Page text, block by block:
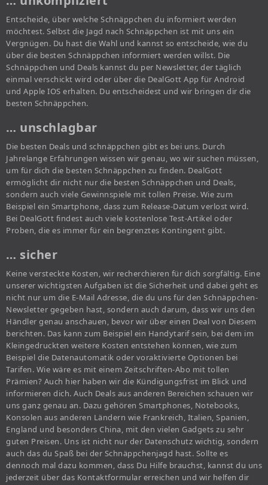
Entscheide, über welche Schnäppchen du informiert werden
möchtest. Selbst die Jagd nach Schnäppchen ist mit uns ein
Vergnügen. Du hast die Wahl und kannst so entscheide, wie du
über die besten Schnäppchen informiert werden willst. Die
Schnäppchen und Deals kannst du per Newsletter, der täglich
einmal verschickt wird oder über die DealGott App für Android
und Apple IOS erhalten. Du entscheidest und wir bringen dir die
besten Schnäppchen.
… unschlagbar
Die besten Deals und schnäppchen gibt es bei uns. Durch
Jahrelange Erfahrungen wissen wir genau, wo wir suchen müssen,
um für dich die besten Schnäppchen zu finden. DealGott
ermöglicht dir nicht nur die besten Schnäppchen und Deals,
sondern auch viele Gewinnspiele mit tollen Preise. Wie zum
Beispiel ein Smartphone, dass zum Release-Datum verlost wird.
Bei DealGott findest auch viele kostenlose Test-Artikel oder
Proben, die es immer für ein begrenztes Kontingent gibt.
… sicher
Keine versteckte Kosten, wir recherchieren für dich sorgfältig. Eine
unserer wichtigsten Aufgaben ist die Sicherheit und dabei geht es
nicht nur um die E-Mail Adresse, die du uns für den Schnäppchen-
Newsletter gegeben hast, sondern auch darum, dass wir uns den
Händler genau anschauen, bevor wir über einen Deal von Diesem
berichten. Das kann zum Beispiel ein Handytarif sein, bei dem im
Kleingedruckten weitere Kosten entstehen können, wie zum
Beispiel die Datenautomatik oder voraktivierte Optionen bei
Tarifen. Wie wäre es mit einem Zeitschriften-Abo mit tollen
Prämien? Auch hier haben wir die Kündigungsfrist im Blick und
informieren dich. Auch Deals aus anderen Bereichen schauen wir
uns ganz genau an. Dazu gehören Smartphones, Notebooks,
Konsolen aus anderen Ländern wie Frankreich, Italien, Spanien,
England und besonders China, mit den vielen Gadgets zu sehr
guten Preisen. Uns ist nicht nur der Datenschutz wichtig, sondern
auch das du Spaß bei der Schnäppchenjagd hast. Sollte es
dennoch mal dazu kommen, dass Du Hilfe brauchst, kannst du uns
jederzeit über das Kontaktformular erreichen und wir helfen dir